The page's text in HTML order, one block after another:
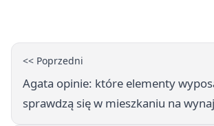
<< Poprzedni
Agata opinie: które elementy
sprawdzą się w mieszkaniu na